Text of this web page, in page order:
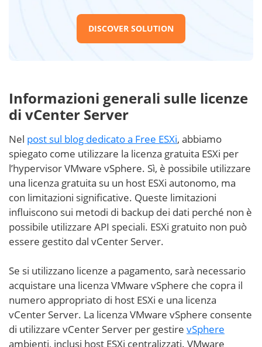
DISCOVER SOLUTION
Informazioni generali sulle licenze
di vCenter Server
Nel post sul blog dedicato a Free ESXi, abbiamo
spiegato come utilizzare la licenza gratuita ESXi per
l’hypervisor VMware vSphere. Sì, è possibile utilizzare
una licenza gratuita su un host ESXi autonomo, ma
con limitazioni significative. Queste limitazioni
influiscono sui metodi di backup dei dati perché non è
possibile utilizzare API speciali. ESXi gratuito non può
essere gestito dal vCenter Server.
Se si utilizzano licenze a pagamento, sarà necessario
acquistare una licenza VMware vSphere che copra il
numero appropriato di host ESXi e una licenza
vCenter Server. La licenza VMware vSphere consente
di utilizzare vCenter Server per gestire vSphere
ambienti, inclusi host ESXi centralizzati. VMware